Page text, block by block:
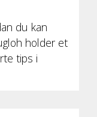
du kan
holder et
tips i